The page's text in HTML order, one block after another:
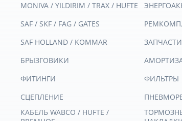
MONIVA / YILDIRIM / TRAX / HUFTE
SAF / SKF / FAG / GATES
SAF HOLLAND / KOMMAR
БРЫЗГОВИКИ
ФИТИНГИ
СЦЕПЛЕНИЕ
КАБЕЛЬ WABCO / HUFTE /
ФИЛЬТРЫ